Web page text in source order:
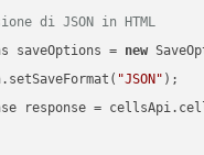
di JSON in HTML
saveOptions = new
"JSON" );
response =